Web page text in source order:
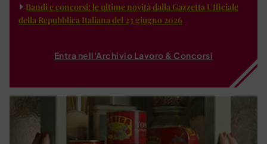
Bandi e concorsi: le ultime novità dalla Gazzetta Ufficiale
della Repubblica Italiana del 23 giugno 2026
Entra nell'Archivio Lavoro & Concorsi